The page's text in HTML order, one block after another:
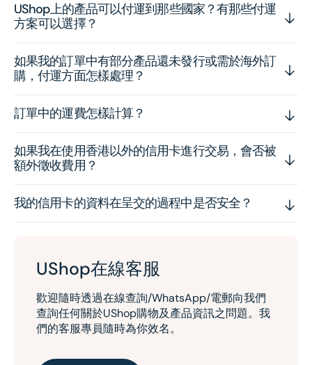
UShop上的產品可以付運到那些國家？有那些付運
方案可以選擇？
如果我的訂單中有部分產品還未發行或需於海外訂
購，付運方面怎樣處理？
訂單中的運費怎樣計算？
如果我在使用香港以外的信用卡進行交易，會否被
額外徵收費用？
我的信用卡的資料在呈交的過程中是否安全？
UShop在線客服
歡迎隨時透過在線查詢/WhatsApp/電郵向我們
查詢任何關於UShop購物及產品資訊之問題。我
們的客服專員隨時為你效名。